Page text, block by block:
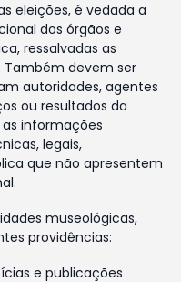
eleições, é vedada a
dos órgãos e
ressalvadas as
Também devem ser
autoridades, agentes
ou resultados da
informações
legais,
que não apresentem
museológicas,
providências:
e publicações